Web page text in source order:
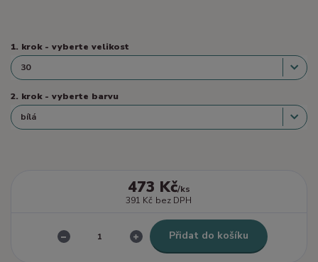
1. krok - vyberte velikost
2. krok - vyberte barvu
473 Kč/ks
391 Kč bez DPH
Přidat do košíku